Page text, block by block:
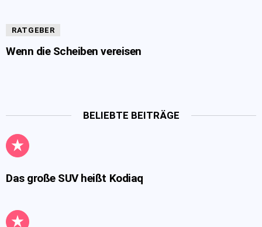
RATGEBER
Wenn die Scheiben vereisen
BELIEBTE BEITRÄGE
Das große SUV heißt Kodiaq